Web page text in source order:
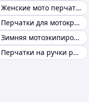
Женские мото перчатки
Перчатки для мотокросса
Зимняя мотоэкипировка
Перчатки на ручки руля